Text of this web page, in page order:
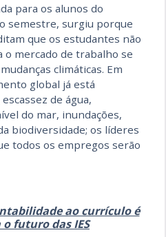
para os alunos do
semestre, surgiu porque
que os estudantes não
mercado de trabalho se
climáticas. Em
global já está
de água,
do mar, inundações,
biodiversidade; os líderes
todos os empregos serão
ao currículo é
futuro das IES